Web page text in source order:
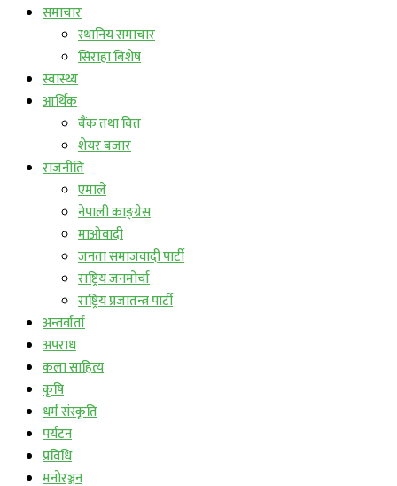
समाचार
स्थानिय समाचार
सिराहा बिशेष
स्वास्थ्य
आर्थिक
बैंक तथा वित्त
शेयर बजार
राजनीति
एमाले
नेपाली काङ्ग्रेस
माओवादी
जनता समाजवादी पार्टी
राष्ट्रिय जनमोर्चा
राष्ट्रिय प्रजातन्त्र पार्टी
अन्तर्वार्ता
अपराध
कला साहित्य
कृषि
धर्म संस्कृति
पर्यटन
प्रविधि
मनोरञ्जन